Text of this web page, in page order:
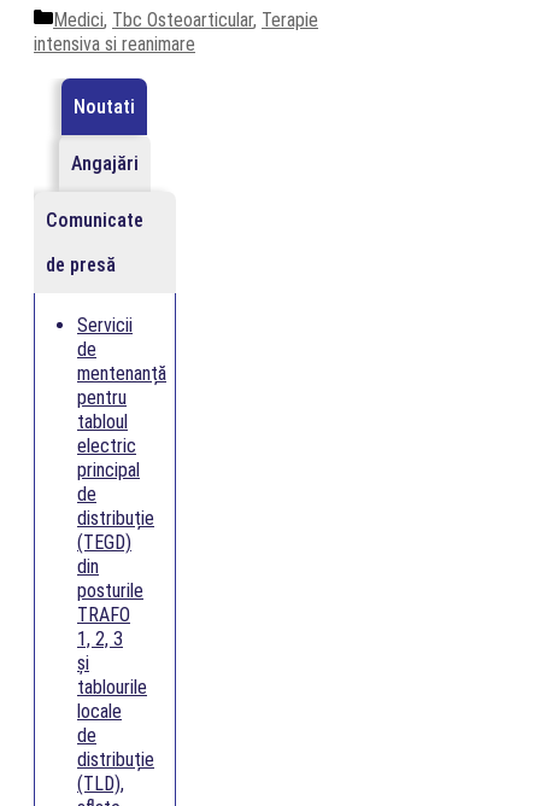
Categorii
Medici, Tbc Osteoarticular, Terapie
intensiva si reanimare
Noutati
Angajări
Comunicate
de presă
Servicii
de
mentenanță
pentru
tabloul
electric
principal
de
distribuție
(TEGD)
din
posturile
TRAFO
1, 2, 3
și
tablourile
locale
de
distribuție
(TLD),